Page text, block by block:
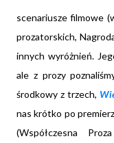
scenariusze filmowe
prozatorskich,
innych wyróżnień.
ale z prozy
środkowy z trzech,
nas krótko po
(Współczesna